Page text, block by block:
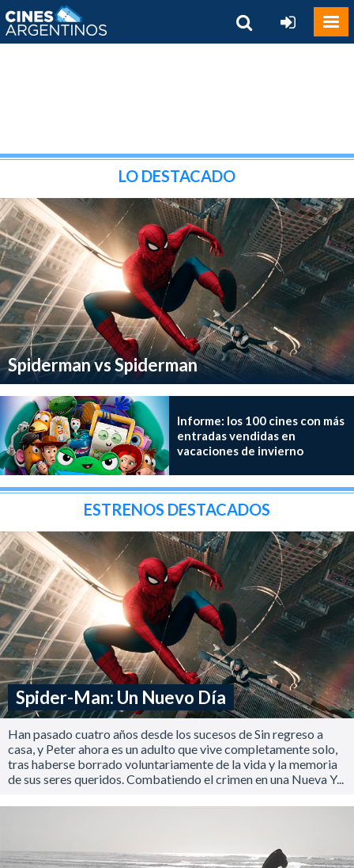
LO DESTACADO
Spiderman vs Spiderman
Informe: los 100 cines con más
entradas vendidas en
vacaciones de invierno
ESTRENOS DESTACADOS
Spider-Man: Un Nuevo Día
Han pasado cuatro años desde los sucesos de Sin regreso a
casa, y Peter ahora es un adulto que vive completamente solo,
tras haberse borrado voluntariamente de la vida y la memoria
de sus seres queridos. Combatiendo el crimen en una Nueva Y...